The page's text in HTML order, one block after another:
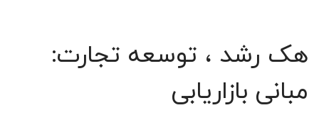
هک رشد ، توسعه تجارت:
مبانی بازاریابی